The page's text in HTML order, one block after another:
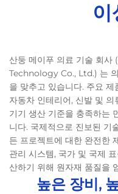
이
산둥 메이푸 의료 기술 회
Technology Co., Ltd.) 는
을 맞추고 있습니다. 주요
자동차 인테리어, 신발 및 의
기기 생산 기준을 충족하는
니다. 국제적으로 진보된 기
든 프로젝트에 대한 완전한
관리 시스템, 국가 및 국제
산하기 위해 원자재 품질을
높은 장비,